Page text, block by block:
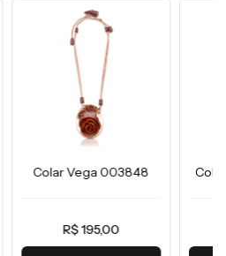
Colar Vega 003848
R$ 195,00